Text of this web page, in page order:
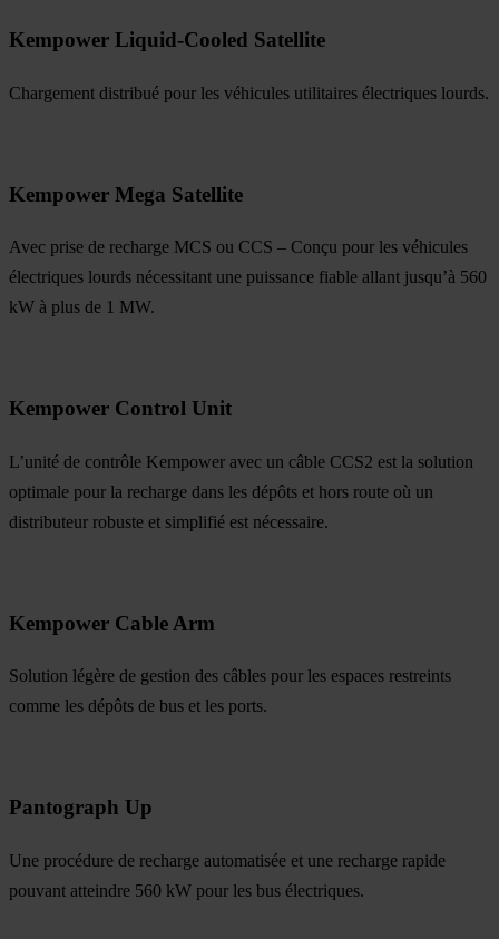
Kempower Liquid-Cooled Satellite
Chargement distribué pour les véhicules utilitaires électriques lourds.
Kempower Mega Satellite
Avec prise de recharge MCS ou CCS – Conçu pour les véhicules
électriques lourds nécessitant une puissance fiable allant jusqu’à 560
kW à plus de 1 MW.
Kempower Control Unit
L’unité de contrôle Kempower avec un câble CCS2 est la solution
optimale pour la recharge dans les dépôts et hors route où un
distributeur robuste et simplifié est nécessaire.
Kempower Cable Arm
Solution légère de gestion des câbles pour les espaces restreints
comme les dépôts de bus et les ports.
Pantograph Up
Une procédure de recharge automatisée et une recharge rapide
pouvant atteindre 560 kW pour les bus électriques.